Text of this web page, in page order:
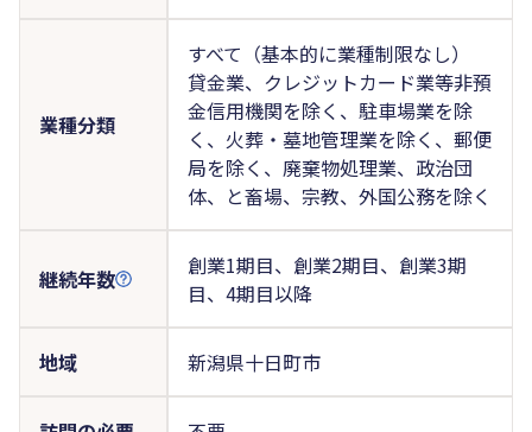
業種分類
すべて（基本的に業種制限なし）
貸金業、クレジットカード業等非預
金信用機関を除く、駐車場業を除
く、火葬・墓地管理業を除く、郵便
局を除く、廃棄物処理業、政治団
体、と畜場、宗教、外国公務を除く
継続年数
創業1期目、創業2期目、創業3期
目、4期目以降
地域 新潟県十日町市